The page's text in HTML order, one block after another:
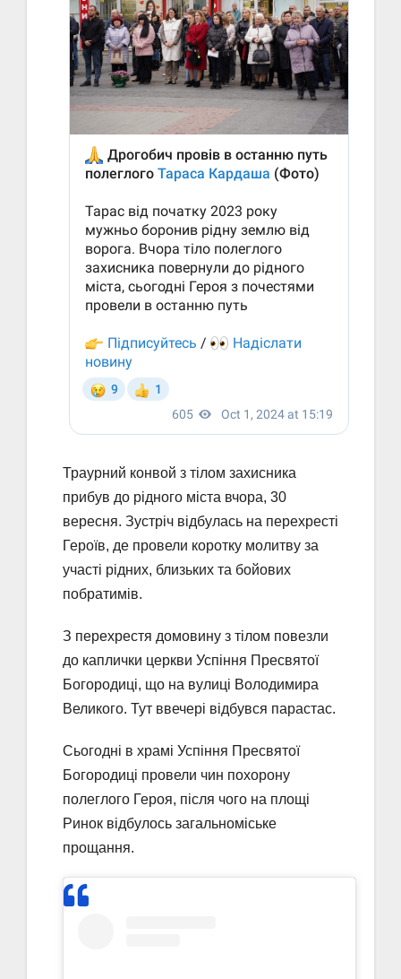
Траурний конвой з тілом захисника
прибув до рідного міста вчора, 30
вересня. Зустріч відбулась на перехресті
Героїв, де провели коротку молитву за
участі рідних, близьких та бойових
побратимів.
З перехрестя домовину з тілом повезли
до каплички церкви Успіння Пресвятої
Богородиці, що на вулиці Володимира
Великого. Тут ввечері відбувся парастас.
Сьогодні в храмі Успіння Пресвятої
Богородиці провели чин похорону
полеглого Героя, після чого на площі
Ринок відбулось загальноміське
прощання.